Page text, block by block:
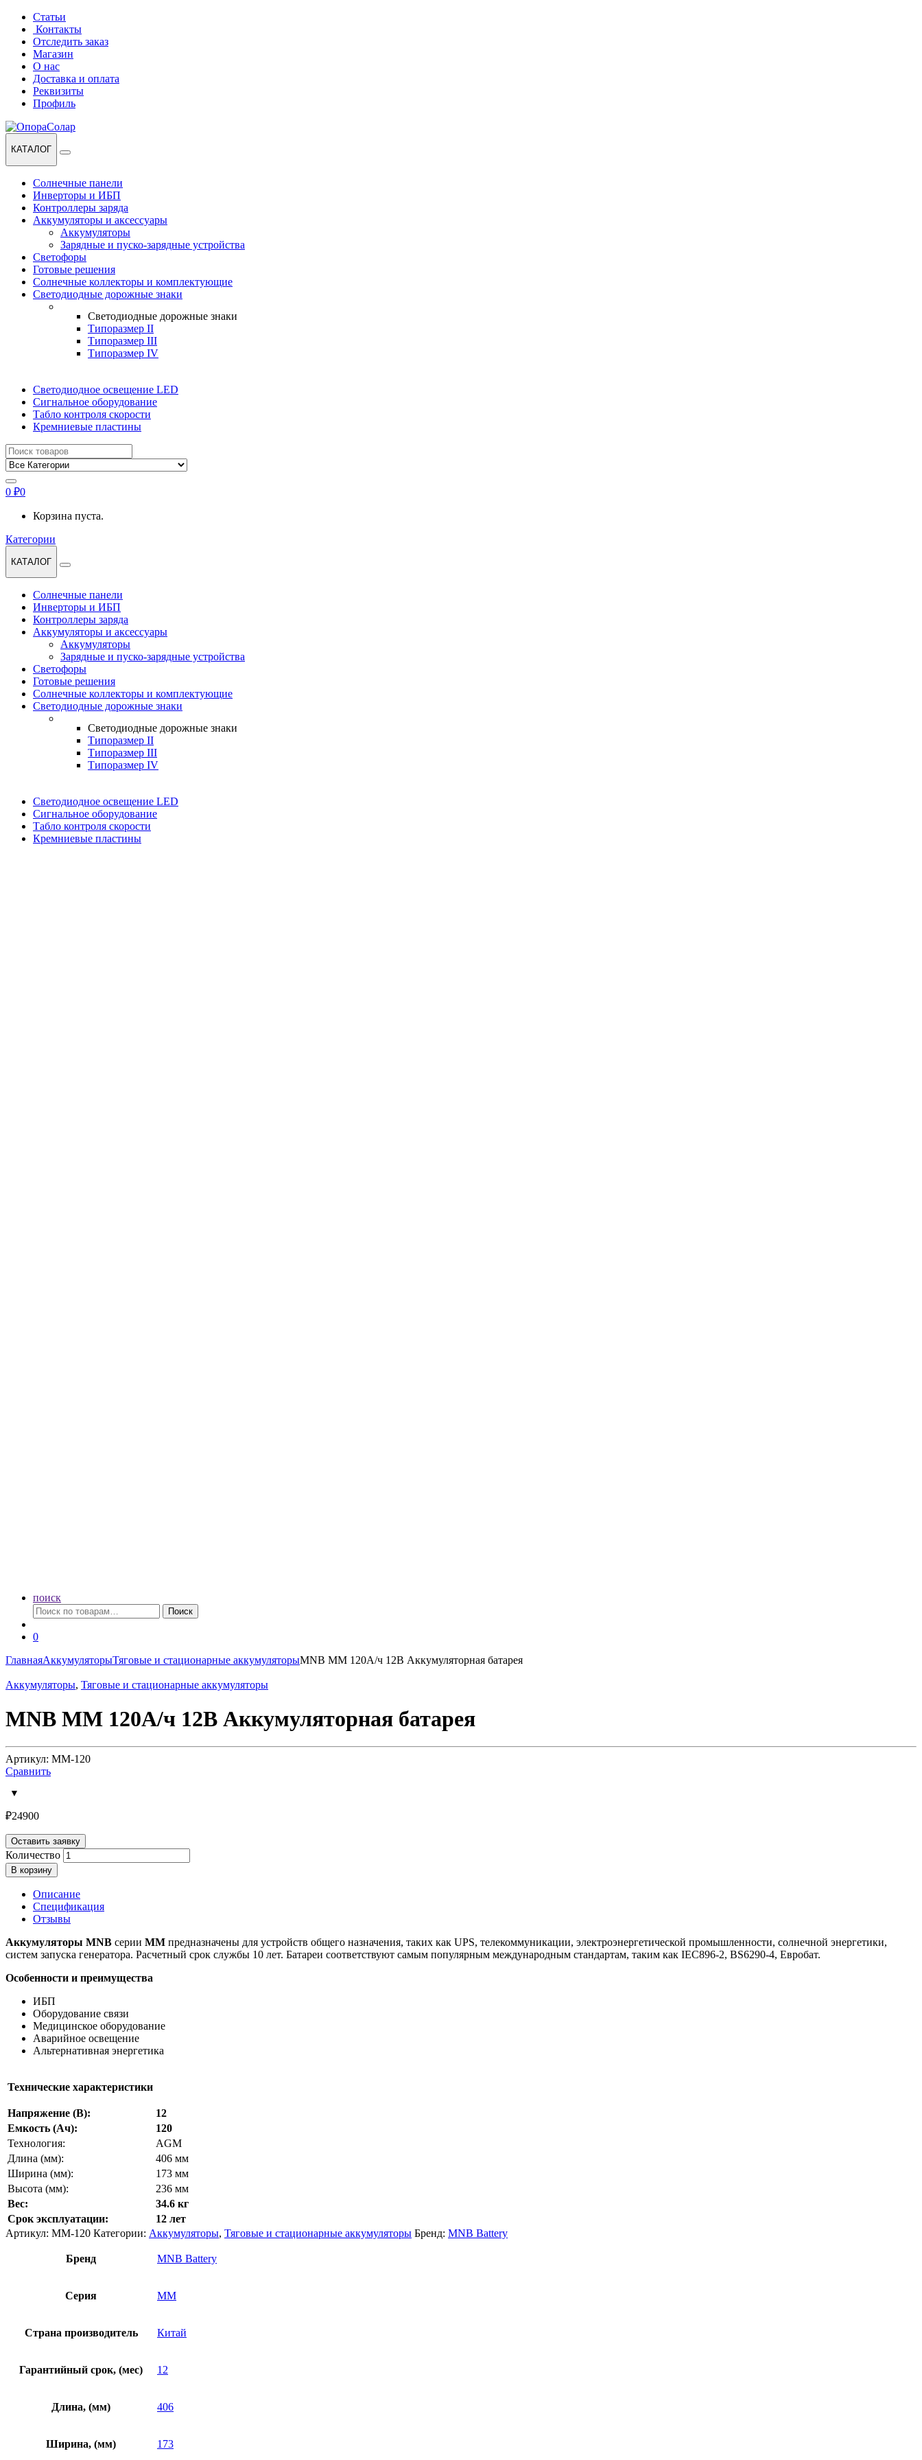
Перейти
навигации
Перейти
содержанию
Статьи
Контакты
Отследить заказ
Магазин
О нас
Доставка и оплата
Реквизиты
Профиль
КАТАЛОГ
Солнечные панели
Инверторы и ИБП
Контроллеры заряда
Аккумуляторы и аксессуары
Аккумуляторы
Зарядные и пуско-зарядные устройства
Светофоры
Готовые решения
Солнечные коллекторы и комплектующие
Светодиодные дорожные знаки
Светодиодные дорожные знаки
Типоразмер II
Типоразмер III
Типоразмер IV
Светодиодное освещение LED
Сигнальное оборудование
Табло контроля скорости
Кремниевые пластины
Найти:
0 ₽0
Корзина пуста.
Категории
КАТАЛОГ
Солнечные панели
Инверторы и ИБП
Контроллеры заряда
Аккумуляторы и аксессуары
Аккумуляторы
Зарядные и пуско-зарядные устройства
Светофоры
Готовые решения
Солнечные коллекторы и комплектующие
Светодиодные дорожные знаки
Светодиодные дорожные знаки
Типоразмер II
Типоразмер III
Типоразмер IV
Светодиодное освещение LED
Сигнальное оборудование
Табло контроля скорости
Кремниевые пластины
поиск
Искать:
Поиск
0
ГлавнаяАккумуляторыТяговые и стационарные аккумуляторыMNB MM 120А/ч 12В Аккумуляторная батарея
Аккумуляторы, Тяговые и стационарные аккумуляторы
MNB MM 120А/ч 12В Аккумуляторная батарея
Артикул: MM-120
Сравнить
₽24900
Оставить заявку
Количество
В корзину
Описание
Спецификация
Отзывы
Аккумуляторы MNB серии MM предназначены для устройств общего назначения, таких как UPS, телекоммуникации, электроэнергетической промышленности, солнечной энергетики,
систем запуска генератора. Расчетный срок службы 10 лет. Батареи соответствуют самым популярным международным стандартам, таким как IEC896-2, BS6290-4, Евробат.
Особенности и преимущества
ИБП
Оборудование связи
Медицинское оборудование
Аварийное освещение
Альтернативная энергетика
Технические характеристики
Напряжение (В):
12
Емкость (Ач):
120
Технология:
AGM
Длина (мм):
406 мм
Ширина (мм):
173 мм
Высота (мм):
236 мм
Вес:
34.6 кг
Срок эксплуатации:
12 лет
Артикул: MM-120 Категории: Аккумуляторы, Тяговые и стационарные аккумуляторы Бренд: MNB Battery
Бренд MNB Battery
Серия MM
Страна производитель Китай
Гарантийный срок, (мес) 12
Длина, (мм) 406
Ширина, (мм) 173